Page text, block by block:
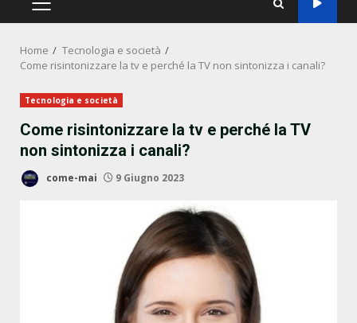
PRIMARY
Home
Tecnologia e società
Come risintonizzare la tv e perché la TV non sintonizza i canali?
Tecnologia e società
Come risintonizzare la tv e perché la TV
non sintonizza i canali?
come-mai 9 Giugno 2023